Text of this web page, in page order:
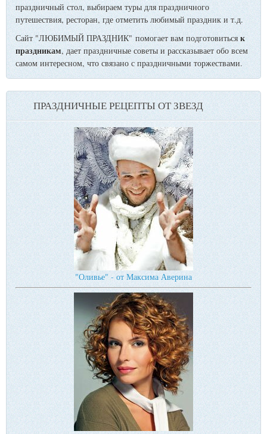
праздничный стол, выбираем туры для праздничного
путешествия, ресторан, где отметить любимый праздник и т.д.
Сайт "ЛЮБИМЫЙ ПРАЗДНИК" помогает вам подготовитьсяк
праздникам, дает праздничные советы и рассказывает обо всем
самом интересном, что связано с праздничными торжествами.
ПРАЗДНИЧНЫЕ РЕЦЕПТЫ ОТ ЗВЕЗД
"Оливье" - от Максима Аверина